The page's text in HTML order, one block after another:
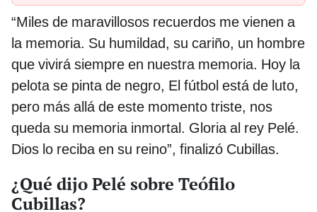
“Miles de maravillosos recuerdos me vienen a
la memoria. Su humildad, su cariño, un hombre
que vivirá siempre en nuestra memoria. Hoy la
pelota se pinta de negro, El fútbol está de luto,
pero más allá de este momento triste, nos
queda su memoria inmortal. Gloria al rey Pelé.
Dios lo reciba en su reino”, finalizó Cubillas.
¿Qué dijo Pelé sobre Teófilo
Cubillas?